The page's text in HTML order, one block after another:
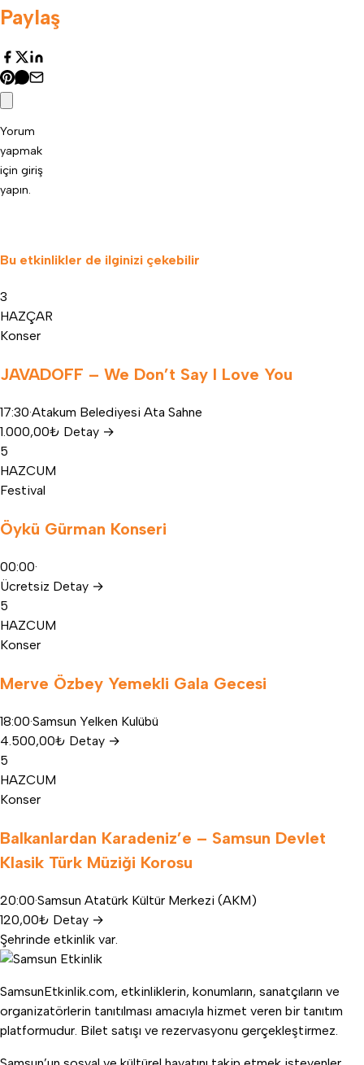
Paylaş
Yorum
yapmak
için giriş
yapın.
Bu etkinlikler de ilginizi çekebilir
3
HAZÇAR
Konser
JAVADOFF – We Don’t Say I Love You
17:30·Atakum Belediyesi Ata Sahne
1.000,00₺ Detay →
5
HAZCUM
Festival
Öykü Gürman Konseri
00:00·
Ücretsiz Detay →
5
HAZCUM
Konser
Merve Özbey Yemekli Gala Gecesi
18:00·Samsun Yelken Kulübü
4.500,00₺ Detay →
5
HAZCUM
Konser
Balkanlardan Karadeniz’e – Samsun Devlet
Klasik Türk Müziği Korosu
20:00·Samsun Atatürk Kültür Merkezi (AKM)
120,00₺ Detay →
Şehrinde etkinlik var.
SamsunEtkinlik.com, etkinliklerin, konumların, sanatçıların ve
organizatörlerin tanıtılması amacıyla hizmet veren bir tanıtım
platformudur. Bilet satışı ve rezervasyonu gerçekleştirmez.